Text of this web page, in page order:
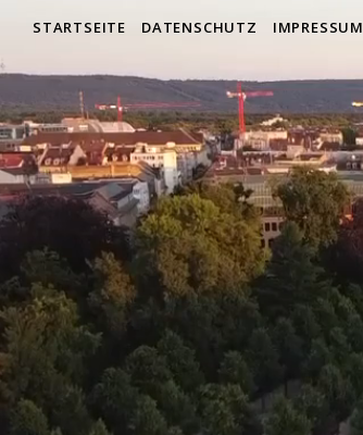
STARTSEITE DATENSCHUTZ IMPRESSUM